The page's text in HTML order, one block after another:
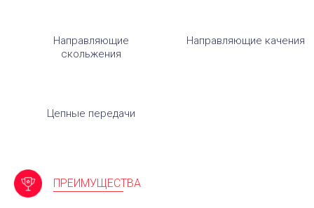
Направляющие
скольжения
Направляющие качения
Цепные передачи
ПРЕИМУЩЕСТВА